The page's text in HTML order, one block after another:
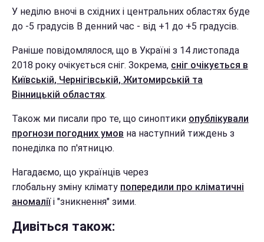
У неділю вночі в східних і центральних областях буде
до -5 градусів В денний час - від +1 до +5 градусів.
Раніше повідомлялося, що в Україні з 14 листопада
2018 року очікується сніг. Зокрема, сніг очікується в
Київській, Чернігівській, Житомирській та
Вінницькій областях.
Також ми писали про те, що синоптики опублікували
прогнози погодних умов на наступний тиждень з
понеділка по п'ятницю.
Нагадаємо, що українців через
глобальну зміну клімату попередили про кліматичні
аномаліїі "зникнення" зими.
Дивіться також: